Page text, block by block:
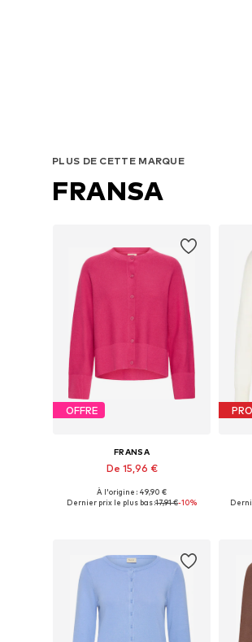
PLUS DE CETTE MARQUE
FRANSA
OFFRE
FRANSA
De 15,96 €
À l'origine : 49,90 €
Dernier prix le plus bas :17,91 €-10%